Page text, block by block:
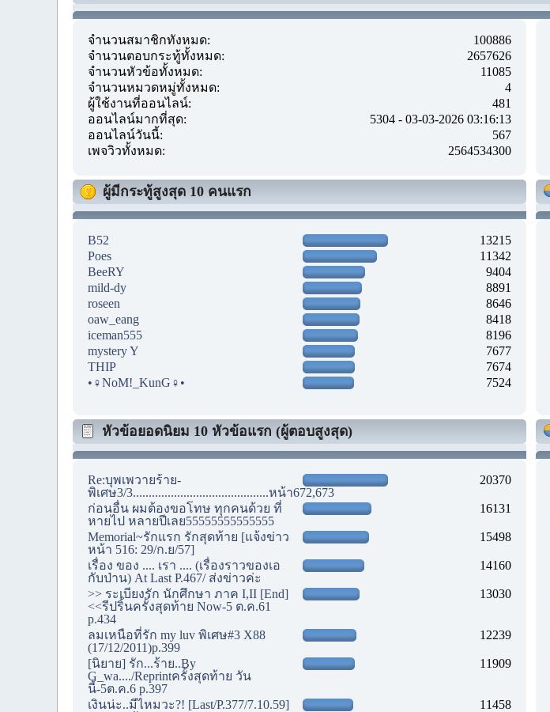
จำนวนสมาชิกทั้งหมด:
100886
จำนวนตอบกระทู้ทั้งหมด:
2657626
จำนวนหัวข้อทั้งหมด:
11085
จำนวนหมวดหมู่ทั้งหมด:
4
ผู้ใช้งานที่ออนไลน์:
481
ออนไลน์มากที่สุด:
5304 - 03-03-2026 03:16:13
ออนไลน์วันนี้:
567
เพจวิวทั้งหมด:
2564534300
ผู้มีกระทู้สูงสุด 10 คนแรก
B52
13215
Poes
11342
BeeRY
9404
mild-dy
8891
roseen
8646
oaw_eang
8418
iceman555
8196
mystery Y
7677
THIP
7674
•♀NoM!_KunG♀•
7524
หัวข้อยอดนิยม 10 หัวข้อแรก (ผู้ตอบสูงสุด)
Re:บุพเพวายร้าย-
พิเศษ3/3...........................................หน้า672,673
20370
ก่อนอื่น ผมต้องขอโทษ ทุกคนด้วย ที่
หายไป หลายปีเลย55555555555555
16131
Memorial~รักแรก รักสุดท้าย [แจ้งข่าว
หน้า 516: 29/ก.ย/57]
15498
เรื่อง ของ .... เรา .... (เรื่องราวของเอ
กับป่าน) At Last P.467/ ส่งข่าวค่ะ
14160
>> ระเบียงรัก นักศึกษา ภาค I,II [End]
<<รีปริ้นครั้งสุดท้าย Now-5 ต.ค.61
p.434
13030
ลมเหนือที่รัก my luv พิเศษ#3 X88
(17/12/2011)p.399
12239
[นิยาย] รัก...ร้าย..By
G_wa..../Reprintครั้งสุดท้าย วัน
นี้-5ต.ค.6 p.397
11909
เงินน่ะ..มีไหมวะ?! [Last/P.377/7.10.59]
11458